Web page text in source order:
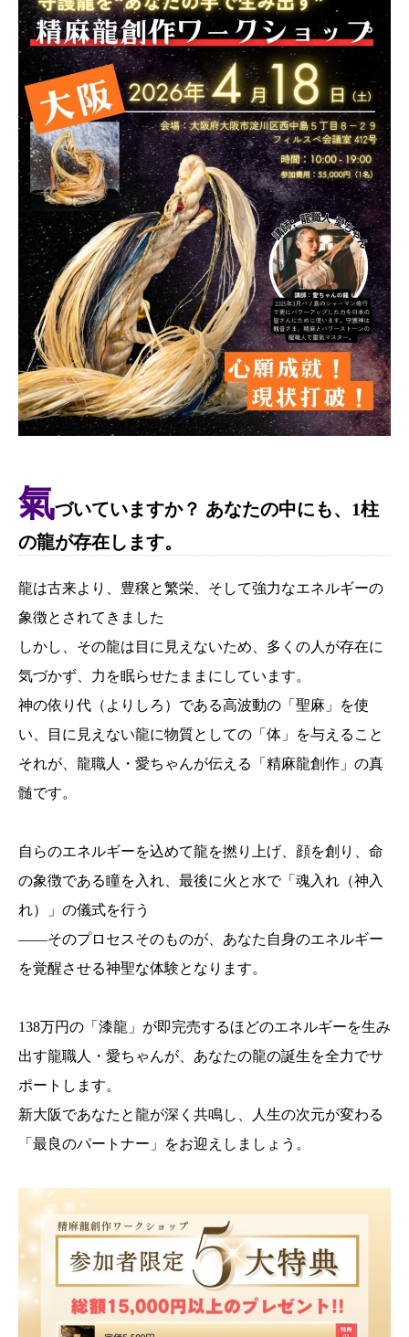
氣づいていますか？ あなたの中にも、1柱
の龍が存在します。
龍は古来より、豊穣と繁栄、そして強力なエネルギーの
象徴とされてきました
しかし、その龍は目に見えないため、多くの人が存在に
気づかず、力を眠らせたままにしています。
神の依り代（よりしろ）である高波動の「聖麻」を使
い、目に見えない龍に物質としての「体」を与えること
それが、龍職人・愛ちゃんが伝える「精麻龍創作」の真
髄です。
自らのエネルギーを込めて龍を撚り上げ、顔を創り、命
の象徴である瞳を入れ、最後に火と水で「魂入れ（神入
れ）」の儀式を行う
——そのプロセスそのものが、あなた自身のエネルギー
を覚醒させる神聖な体験となります。
138万円の「漆龍」が即完売するほどのエネルギーを生み
出す龍職人・愛ちゃんが、あなたの龍の誕生を全力でサ
ポートします。
新大阪であなたと龍が深く共鳴し、人生の次元が変わる
「最良のパートナー」をお迎えしましょう。